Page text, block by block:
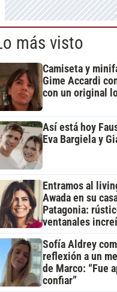
más visto
Camiseta y
Gime Accardi
con un original
Así está hoy
Eva Bargiela y
Entramos al
Awada en su
Patagonia:
ventanales
Sofía Aldrey
reflexión a un
de Marco: “Fue
confiar”